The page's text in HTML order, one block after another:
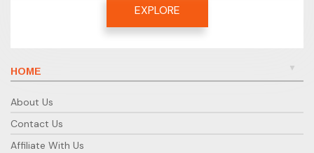
EXPLORE
HOME
About Us
Contact Us
Affiliate With Us